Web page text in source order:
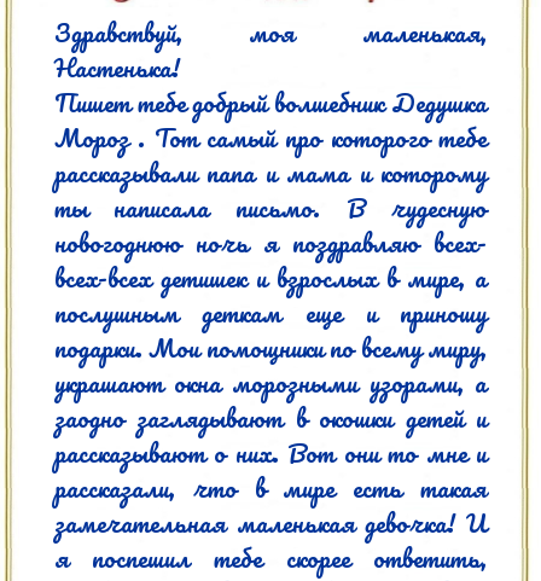
Здравствуй, моя маленькая,
Настенька!
Пишет тебе добрый волшебник Дедушка
Мороз . Тот самый про которого тебе
рассказывали папа и мама и которому
ты написала письмо. В чудесную
новогоднюю ночь я поздравляю всех-
всех-всех детишек и взрослых в мире, а
послушным деткам еще и приношу
подарки. Мои помощники по всему миру,
украшают окна морозными узорами, а
заодно заглядывают в окошки детей и
рассказывают о них. Вот они то мне и
рассказали, что в мире есть такая
замечательная маленькая девочка! И
я поспешил тебе скорее ответить,